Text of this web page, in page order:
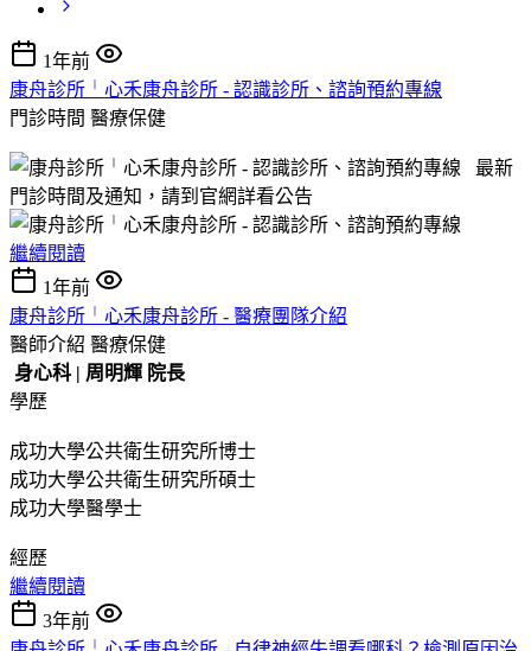
1年前
康舟診所╵心禾康舟診所 - 認識診所、諮詢預約專線
門診時間 醫療保健
最新
門診時間及通知，請到官網詳看公告
繼續閱讀
1年前
康舟診所╵心禾康舟診所 - 醫療團隊介紹
醫師介紹 醫療保健
身心科 | 周明輝 院長
學歷
成功大學公共衛生研究所博士
成功大學公共衛生研究所碩士
成功大學醫學士
經歷
繼續閱讀
3年前